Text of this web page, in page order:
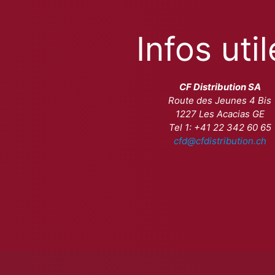
Infos
CF Distribution SA
Route des Jeunes 4 Bis
1227 Les Acacias GE
Tel 1: +41 22 342 60 65
cfd@cfdistribution.ch